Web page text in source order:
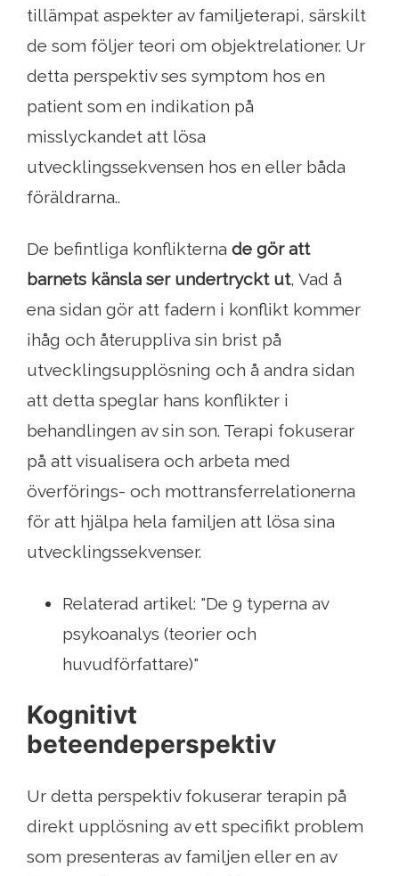
tillämpat aspekter av familjeterapi, särskilt
de som följer teori om objektrelationer. Ur
detta perspektiv ses symptom hos en
patient som en indikation på
misslyckandet att lösa
utvecklingssekvensen hos en eller båda
föräldrarna..
De befintliga konflikterna de gör att
barnets känsla ser undertryckt ut, Vad å
ena sidan gör att fadern i konflikt kommer
ihåg och återuppliva sin brist på
utvecklingsupplösning och å andra sidan
att detta speglar hans konflikter i
behandlingen av sin son. Terapi fokuserar
på att visualisera och arbeta med
överförings- och mottransferrelationerna
för att hjälpa hela familjen att lösa sina
utvecklingssekvenser.
Relaterad artikel: "De 9 typerna av
psykoanalys (teorier och
huvudförfattare)"
Kognitivt
beteendeperspektiv
Ur detta perspektiv fokuserar terapin på
direkt upplösning av ett specifikt problem
som presenteras av familjen eller en av